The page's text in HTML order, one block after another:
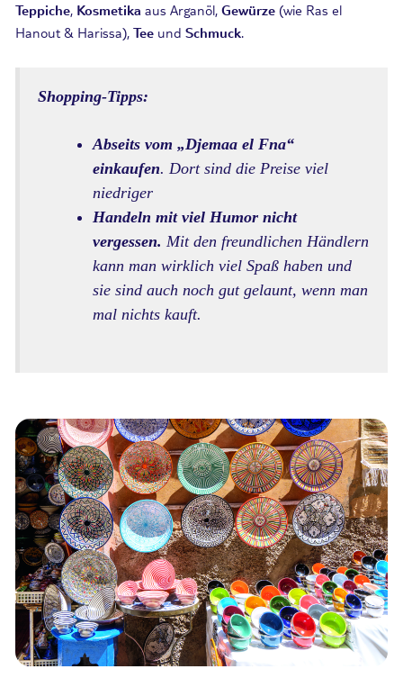
Teppiche, Kosmetika aus Arganöl, Gewürze (wie Ras el
Hanout & Harissa), Tee und Schmuck.
Shopping-Tipps:
Abseits vom „Djemaa el Fna“
einkaufen. Dort sind die Preise viel
niedriger
Handeln mit viel Humor nicht
vergessen. Mit den freundlichen Händlern
kann man wirklich viel Spaß haben und
sie sind auch noch gut gelaunt, wenn man
mal nichts kauft.